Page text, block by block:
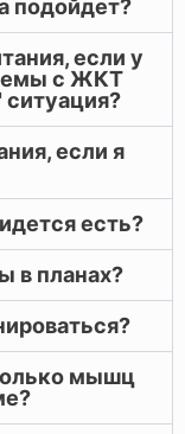
подойдет?
если у
с ЖКТ
ситуация?
если я
есть?
в планах?
мышц